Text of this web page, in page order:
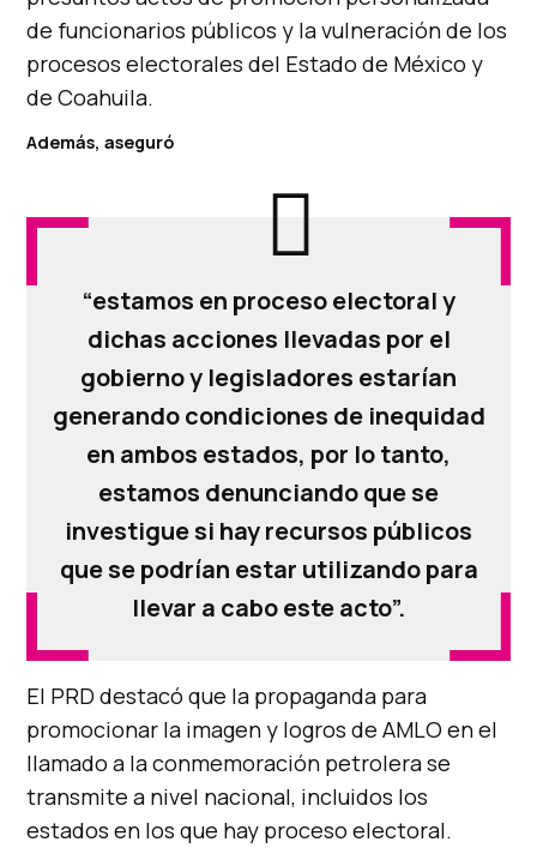
de funcionarios públicos y la vulneración de los
procesos electorales del Estado de México y
de Coahuila.
Además, aseguró
“estamos en proceso electoral y
dichas acciones llevadas por el
gobierno y legisladores estarían
generando condiciones de inequidad
en ambos estados, por lo tanto,
estamos denunciando que se
investigue si hay recursos públicos
que se podrían estar utilizando para
llevar a cabo este acto”.
El PRD destacó que la propaganda para
promocionar la imagen y logros de AMLO en el
llamado a la conmemoración petrolera se
transmite a nivel nacional, incluidos los
estados en los que hay proceso electoral.